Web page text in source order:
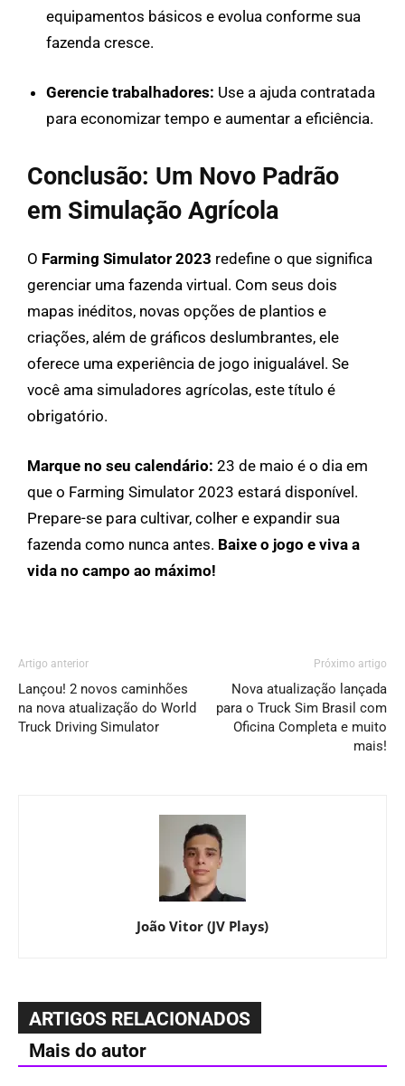
equipamentos básicos e evolua conforme sua
fazenda cresce.
Gerencie trabalhadores: Use a ajuda contratada
para economizar tempo e aumentar a eficiência.
Conclusão: Um Novo Padrão
em Simulação Agrícola
O Farming Simulator 2023 redefine o que significa
gerenciar uma fazenda virtual. Com seus dois
mapas inéditos, novas opções de plantios e
criações, além de gráficos deslumbrantes, ele
oferece uma experiência de jogo inigualável. Se
você ama simuladores agrícolas, este título é
obrigatório.
Marque no seu calendário: 23 de maio é o dia em
que o Farming Simulator 2023 estará disponível.
Prepare-se para cultivar, colher e expandir sua
fazenda como nunca antes. Baixe o jogo e viva a
vida no campo ao máximo!
Artigo anterior
Lançou! 2 novos caminhões
na nova atualização do World
Truck Driving Simulator
Próximo artigo
Nova atualização lançada
para o Truck Sim Brasil com
Oficina Completa e muito
mais!
João Vitor (JV Plays)
ARTIGOS RELACIONADOS
Mais do autor